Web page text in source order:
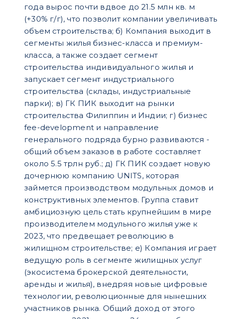
года вырос почти вдвое до 21.5 млн кв. м
(+30% г/г), что позволит компании увеличивать
объем строительства; б) Компания выходит в
сегменты жилья бизнес-класса и премиум-
класса, а также создает сегмент
строительства индивидуального жилья и
запускает сегмент индустриального
строительства (склады, индустриальные
парки); в) ГК ПИК выходит на рынки
строительства Филиппин и Индии; г) бизнес
fee-development и направление
генерального подряда бурно развиваются -
общий объем заказов в работе составляет
около 5.5 трлн руб.; д) ГК ПИК создает новую
дочернюю компанию UNITS, которая
займется производством модульных домов и
конструктивных элементов. Группа ставит
амбициозную цель стать крупнейшим в мире
производителем модульного жилья уже к
2023, что предвещает революцию в
жилищном строительстве; е) Компания играет
ведущую роль в сегменте жилищных услуг
(экосистема брокерской деятельности,
аренды и жилья), внедряя новые цифровые
технологии, революционные для нынешних
участников рынка. Общий доход от этого